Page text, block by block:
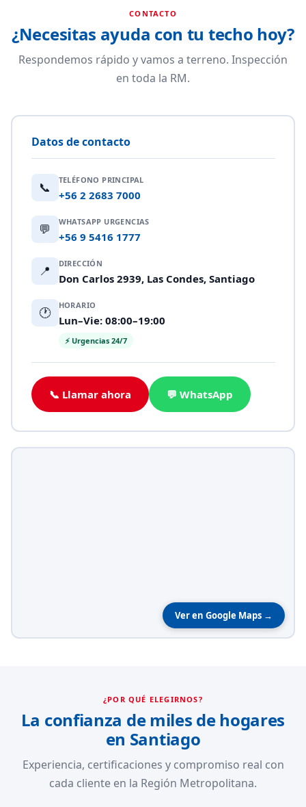
CONTACTO
¿Necesitas ayuda con tu techo hoy?
Respondemos rápido y vamos a terreno. Inspección
en toda la RM.
Datos de contacto
📞 TELÉFONO PRINCIPAL
+56 2 2683 7000
💬 WHATSAPP URGENCIAS
+56 9 5416 1777
📍 DIRECCIÓN
Don Carlos 2939, Las Condes, Santiago
🕐 HORARIO
Lun–Vie: 08:00–19:00
⚡ Urgencias 24/7
📞 Llamar ahora 💬 WhatsApp
Ver en Google Maps →
¿POR QUÉ ELEGIRNOS?
La confianza de miles de hogares
en Santiago
Experiencia, certificaciones y compromiso real con
cada cliente en la Región Metropolitana.